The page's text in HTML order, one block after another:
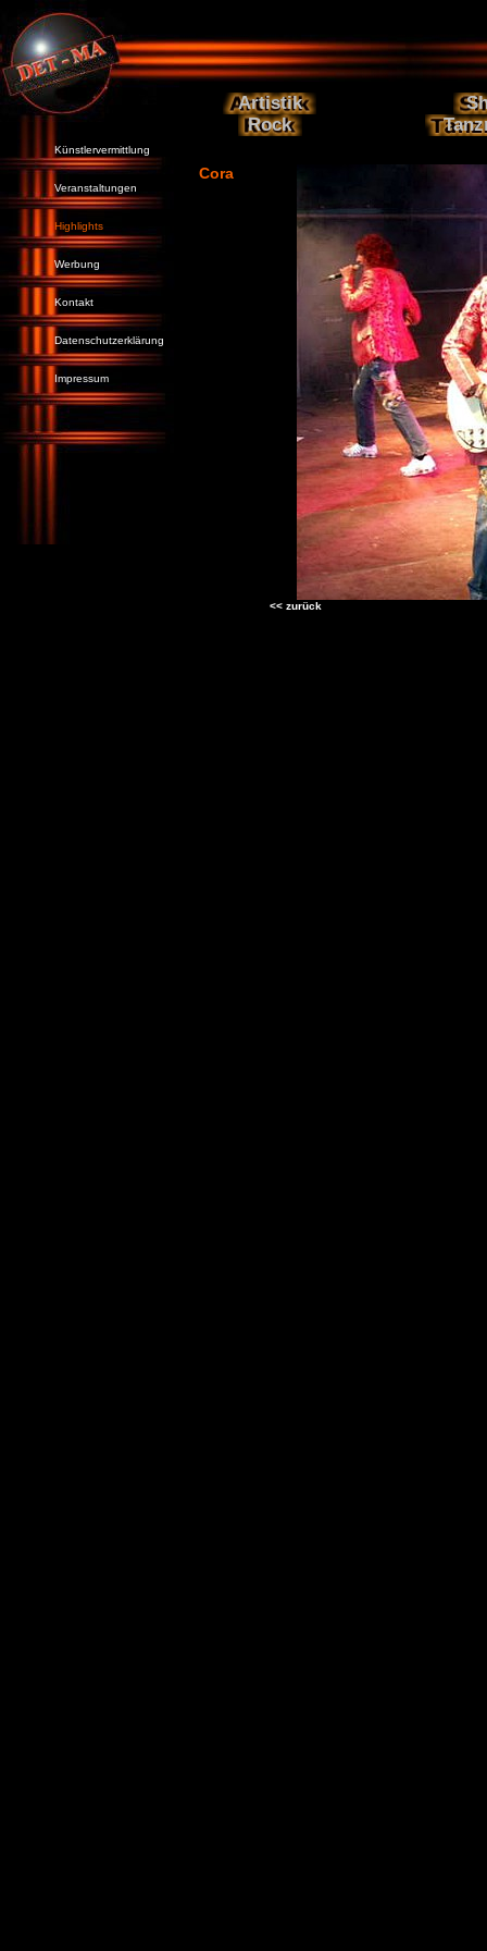
Künstlervermittlung
Veranstaltungen
Highlights
Werbung
Kontakt
Datenschutzerklärung
Impressum
Artistik
Rock
Cora
<< zurück